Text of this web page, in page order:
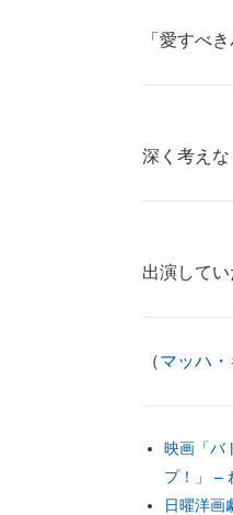
「愛すべ
深く考え
出演して
（マッハ
映画「バ
プ！」 –
日曜洋画